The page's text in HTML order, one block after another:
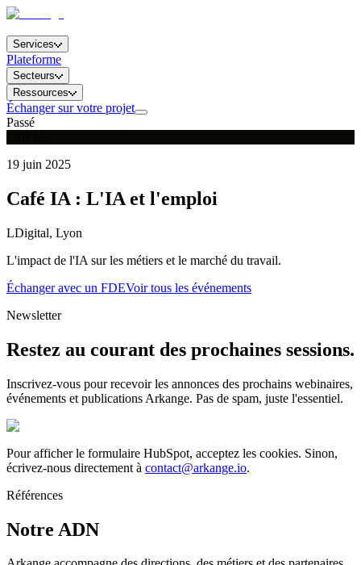
Services
Plateforme
Secteurs
Ressources
Échanger sur votre projet
Passé
19 juin 2025
Café IA : L'IA et l'emploi
LDigital, Lyon
L'impact de l'IA sur les métiers et le marché du travail.
Échanger avec un FDEVoir tous les événements
Newsletter
Restez au courant des prochaines sessions.
Inscrivez-vous pour recevoir les annonces des prochains webinaires,
événements et publications Arkange. Pas de spam, juste l'essentiel.
Pour afficher le formulaire HubSpot, acceptez les cookies. Sinon,
écrivez-nous directement à contact@arkange.io.
Références
Notre ADN